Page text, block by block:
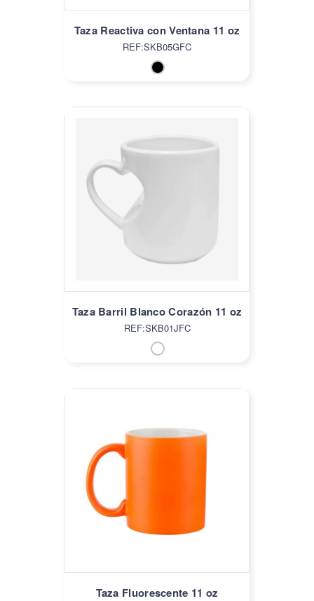
Taza Reactiva con Ventana 11 oz
REF:SKB05GFC
Taza Barril Blanco Corazón 11 oz
REF:SKB01JFC
Taza Fluorescente 11 oz